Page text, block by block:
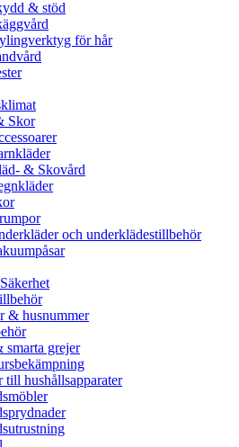
& stöd
för hår
Skor
& Skovård
och underklädestillbehör
& husnummer
smarta grejer
till hushållsapparater